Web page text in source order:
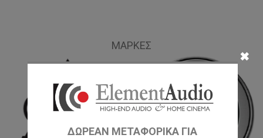
ΜΆΡΚΕΣ
✖
ΔΩΡΕΑΝ ΜΕΤΑΦΟΡΙΚΆ ΓΙΑ